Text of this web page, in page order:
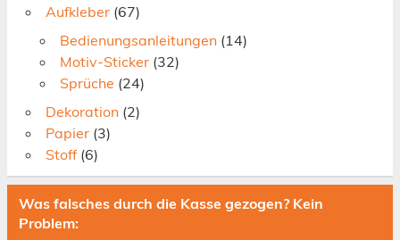
Aufkleber (67)
Bedienungsanleitungen (14)
Motiv-Sticker (32)
Sprüche (24)
Dekoration (2)
Papier (3)
Stoff (6)
Was falsches durch die Kasse gezogen? Kein
Problem: